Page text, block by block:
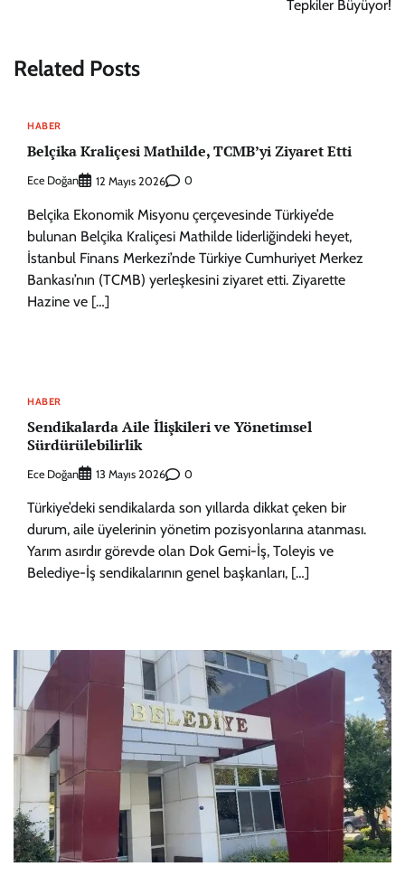
Tepkiler Büyüyor!
Related Posts
HABER
Belçika Kraliçesi Mathilde, TCMB’yi Ziyaret Etti
Ece Doğan 12 Mayıs 2026 0
Belçika Ekonomik Misyonu çerçevesinde Türkiye’de
bulunan Belçika Kraliçesi Mathilde liderliğindeki heyet,
İstanbul Finans Merkezi’nde Türkiye Cumhuriyet Merkez
Bankası’nın (TCMB) yerleşkesini ziyaret etti. Ziyarette
Hazine ve […]
HABER
Sendikalarda Aile İlişkileri ve Yönetimsel
Sürdürülebilirlik
Ece Doğan 13 Mayıs 2026 0
Türkiye’deki sendikalarda son yıllarda dikkat çeken bir
durum, aile üyelerinin yönetim pozisyonlarına atanması.
Yarım asırdır görevde olan Dok Gemi-İş, Toleyis ve
Belediye-İş sendikalarının genel başkanları, […]